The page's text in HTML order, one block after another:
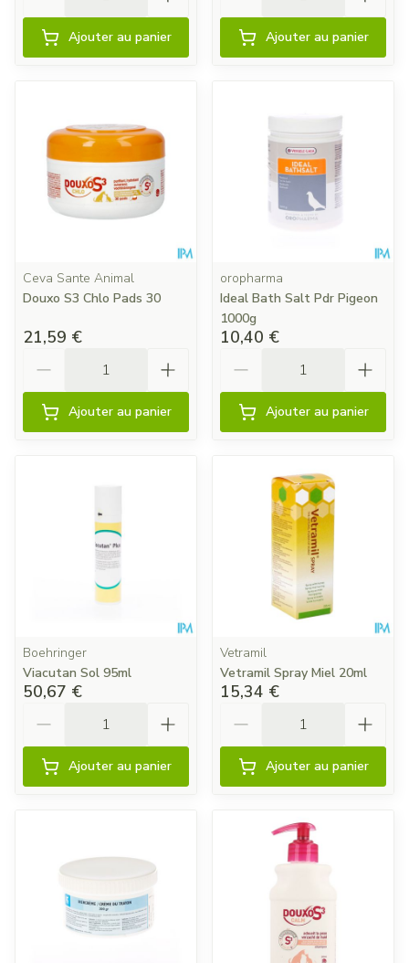
Ajouter au panier Ajouter au panier
Ceva Sante Animal
Douxo S3 Chlo Pads 30
21,59 €
Ajouter au panier
oropharma
Ideal Bath Salt Pdr Pigeon
1000g
10,40 €
Ajouter au panier
Boehringer
Viacutan Sol 95ml
50,67 €
Ajouter au panier
Vetramil
Vetramil Spray Miel 20ml
15,34 €
Ajouter au panier